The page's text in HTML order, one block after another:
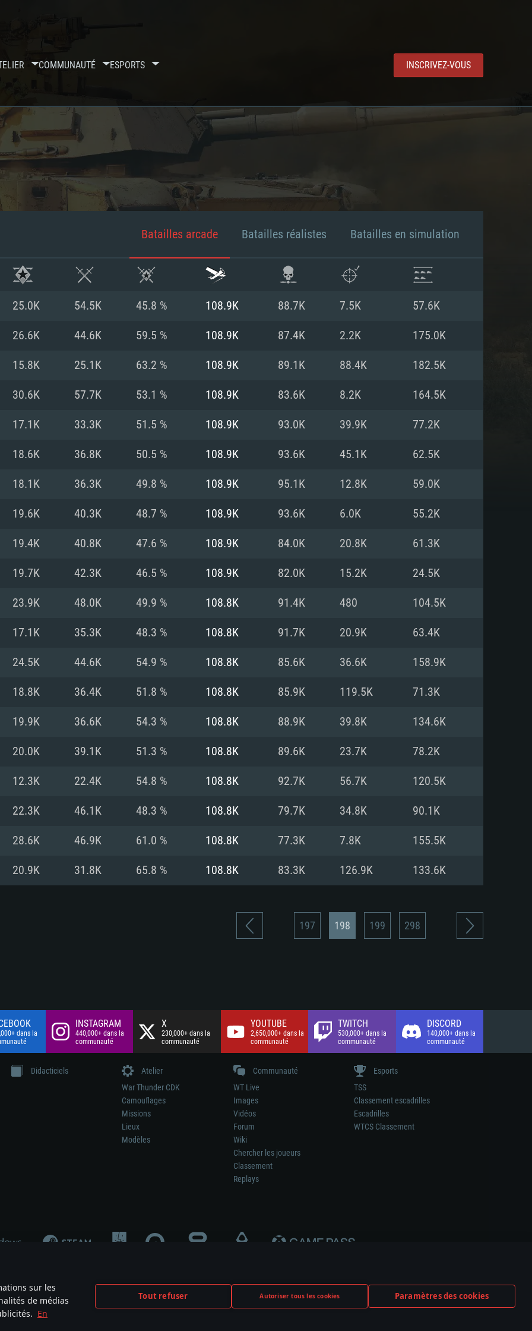
sur les
de médias
En
Tout refuser Autoriser tous les cookies Paramètres des cookies
COMMUNAUTÉ ESPORTS INSCRIVEZ-VOUS
SYSTÈME REQUISE
11: AMD
660. La
le jeu est de
Recommandée
Carte graphique supportant DirectX 11 ou plus et
drivers: Nvidia GeForce 1060 et plus, Radeon RX
570 et plus.
Connection: Connexion Internet à haut débit
Disque dur: 75.9 Go (client complet)
supportés)
(Mac), ou
minimale
Recommandée
ne sont pas supportés)
Mémoire: 8 GB
Carte graphique: Radeon Vega II ou plus avec
support de Metal
Connection: Connexion Internet à haut débit
Disque dur: 62,2 Go (client complet)
les derniers
pour AMD
haut débit
Recommandée
Carte graphique: NVIDIA 1060 avec les derniers
drivers (moins de 6 mois) / de même pour AMD
(Radeon RX 570) avec les derniers drivers de
Disque dur: 60,2 Go (client complet)
Batailles arcade Batailles réalistes Batailles en simulation
25.0K 54.5K 45.8 % 108.9K 88.7K 7.5K 57.6K
26.6K 44.6K 59.5 % 108.9K 87.4K 2.2K 175.0K
15.8K 25.1K 63.2 % 108.9K 89.1K 88.4K 182.5K
30.6K 57.7K 53.1 % 108.9K 83.6K 8.2K 164.5K
17.1K 33.3K 51.5 % 108.9K 93.0K 39.9K 77.2K
18.6K 36.8K 50.5 % 108.9K 93.6K 45.1K 62.5K
18.1K 36.3K 49.8 % 108.9K 95.1K 12.8K 59.0K
19.6K 40.3K 48.7 % 108.9K 93.6K 6.0K 55.2K
19.4K 40.8K 47.6 % 108.9K 84.0K 20.8K 61.3K
19.7K 42.3K 46.5 % 108.9K 82.0K 15.2K 24.5K
23.9K 48.0K 49.9 % 108.8K 91.4K 480 104.5K
17.1K 35.3K 48.3 % 108.8K 91.7K 20.9K 63.4K
24.5K 44.6K 54.9 % 108.8K 85.6K 36.6K 158.9K
18.8K 36.4K 51.8 % 108.8K 85.9K 119.5K 71.3K
19.9K 36.6K 54.3 % 108.8K 88.9K 39.8K 134.6K
20.0K 39.1K 51.3 % 108.8K 89.6K 23.7K 78.2K
12.3K 22.4K 54.8 % 108.8K 92.7K 56.7K 120.5K
22.3K 46.1K 48.3 % 108.8K 79.7K 34.8K 90.1K
28.6K 46.9K 61.0 % 108.8K 77.3K 7.8K 155.5K
20.9K 31.8K 65.8 % 108.8K 83.3K 126.9K 133.6K
197 198 199 298
dans la
INSTAGRAM
440,000+ dans la
communauté
X
230,000+ dans la
communauté
YOUTUBE
2,650,000+ dans la
communauté
TWITCH
530,000+ dans la
communauté
DISCORD
140,000+ dans la
communauté
Didacticiels
Atelier
War Thunder CDK
Camouflages
Missions
Lieux
Modèles
Communauté
WT Live
Images
Vidéos
Forum
Wiki
Chercher les joueurs
Classement
Replays
Esports
TSS
Classement escadrilles
Escadrilles
WTCS Classement
pas la participation au développement du jeu, le sponsoring ou à l’approbation de tout fabricant d’armes ou de véhicule.
are the property of their respective owners.